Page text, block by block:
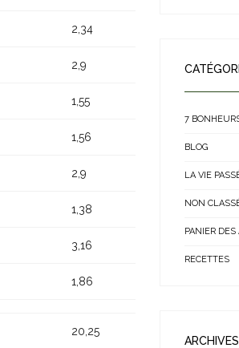
2,34
2,9
1,55
1,56
2,9
1,38
3,16
1,86
20,25
7
BLOG
LA VIE
NON
PANIER
RECETTES
ARCHIVES